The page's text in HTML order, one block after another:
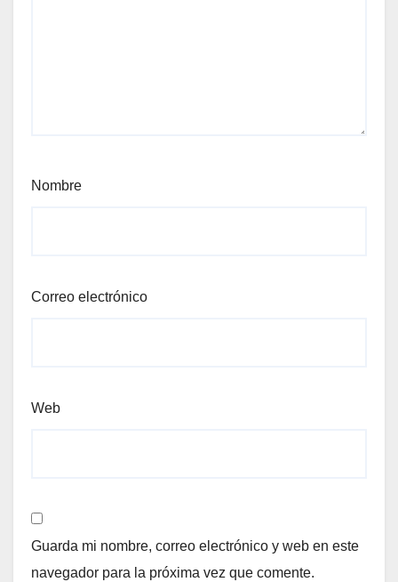
Nombre
Correo electrónico
Web
Guarda mi nombre, correo electrónico y web en este
navegador para la próxima vez que comente.